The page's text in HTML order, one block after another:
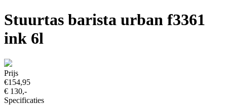
Stuurtas barista urban f3361
ink 6l
Prijs
€154,95
€ 130,-
Specificaties